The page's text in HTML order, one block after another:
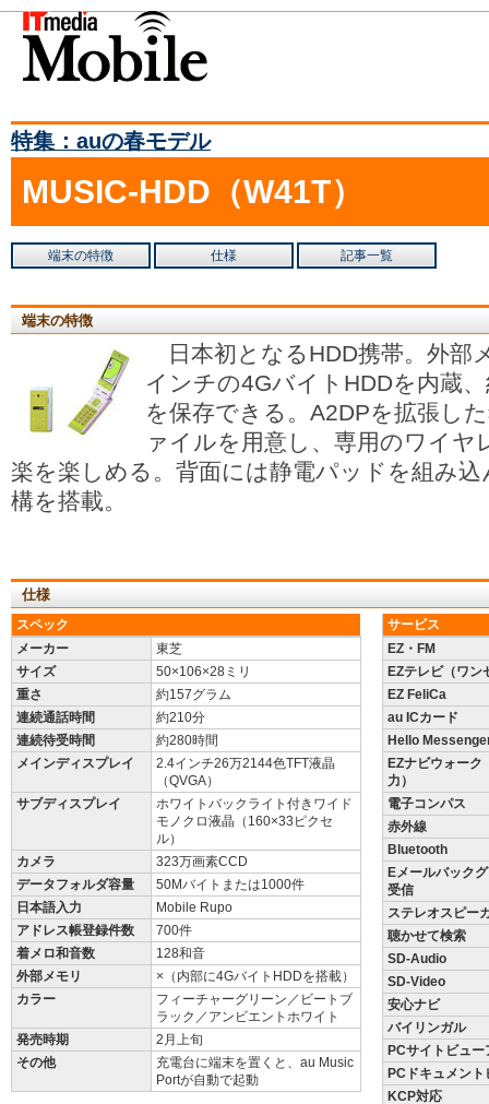
特集：auの春モデル
MUSIC-HDD（W41T）
端末の特徴 仕様 記事一覧
端末の特徴
日本初となるHDD携帯。外部
インチの4GバイトHDDを内蔵
を保存できる。A2DPを拡張し
ァイルを用意し、専用のワイ
楽を楽しめる。背面には静電パッドを組み
構を搭載。
仕様
スペック
メーカー
東芝
サイズ
50×106×28ミリ
重さ
約157グラム
連続通話時間
約210分
連続待受時間
約280時間
メインディスプレイ
2.4インチ26万2144色TFT液晶
（QVGA）
サブディスプレイ
ホワイトバックライト付きワイド
モノクロ液晶（160×33ピクセ
ル）
カメラ
323万画素CCD
データフォルダ容量
50Mバイトまたは1000件
日本語入力
Mobile Rupo
アドレス帳登録件数
700件
着メロ和音数
128和音
外部メモリ
×（内部に4GバイトHDDを搭載）
カラー
フィーチャーグリーン／ビートブ
ラック／アンビエントホワイト
発売時期
2月上旬
その他
充電台に端末を置くと、au Music
Portが自動で起動
サービス
EZ・FM
EZテレビ（ワン
EZ FeliCa
au ICカード
Hello
EZナビウォーク
力）
電子コンパス
赤外線
Bluetooth
Eメールバック
受信
ステレオスピー
聴かせて検索
SD-Audio
SD-Video
安心ナビ
バイリンガル
PCサイトビュー
PCドキュメント
KCP対応